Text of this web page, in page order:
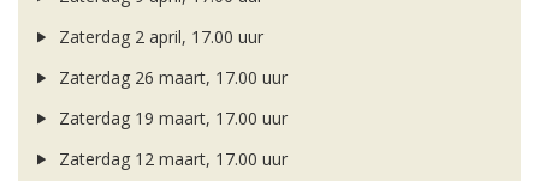
Zaterdag 2 april, 17.00 uur
Zaterdag 26 maart, 17.00 uur
Zaterdag 19 maart, 17.00 uur
Zaterdag 12 maart, 17.00 uur